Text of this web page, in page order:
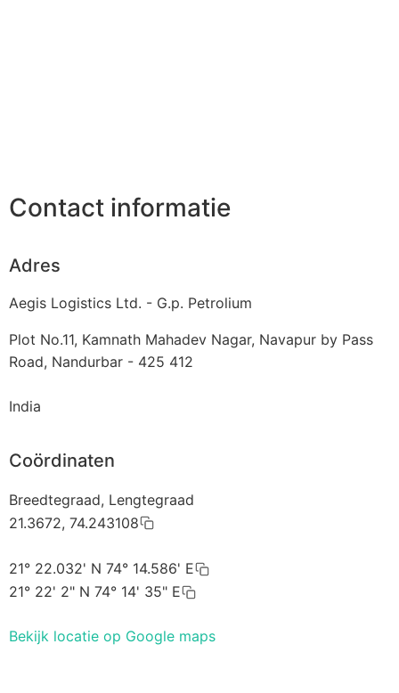
Contact informatie
Adres
Aegis Logistics Ltd. - G.p. Petrolium
Plot No.11, Kamnath Mahadev Nagar, Navapur by Pass
Road, Nandurbar - 425 412
India
Coördinaten
Breedtegraad, Lengtegraad
21.3672, 74.243108
21° 22.032' N 74° 14.586' E
21° 22' 2" N 74° 14' 35" E
Bekijk locatie op Google maps